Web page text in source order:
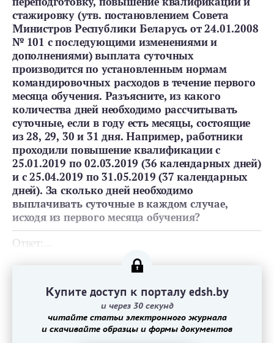
стажировку (утв. постановлением Совета
Министров Республики Беларусь от 24.01.2008
№ 101 с последующими изменениями и
дополнениями) выплата суточных
производится по установленным нормам
командировочных расходов в течение первого
месяца обучения. Разъясните, из какого
количества дней необходимо рассчитывать
суточные, если в году есть месяцы, состоящие
из 28, 29, 30 и 31 дня. Например, работники
проходили повышение квалификации с
25.01.2019 по 02.03.2019 (36 календарных дней)
и с 25.04.2019 по 31.05.2019 (37 календарных
дней). За сколько дней необходимо
выплачивать суточные в каждом случае,
исходя из первого месяца обучения?
Ответ:...
Купите доступ к порталу edsh.by
и через 30 секунд
читайте статьи электронного журнала
и скачивайте образцы и формы документов